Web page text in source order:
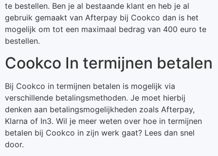
te bestellen. Ben je al bestaande klant en heb je al
gebruik gemaakt van Afterpay bij Cookco dan is het
mogelijk om tot een maximaal bedrag van 400 euro te
bestellen.
Cookco In termijnen betalen
Bij Cookco in termijnen betalen is mogelijk via
verschillende betalingsmethoden. Je moet hierbij
denken aan betalingsmogelijkheden zoals Afterpay,
Klarna of In3. Wil je meer weten over hoe in termijnen
betalen bij Cookco in zijn werk gaat? Lees dan snel
door.